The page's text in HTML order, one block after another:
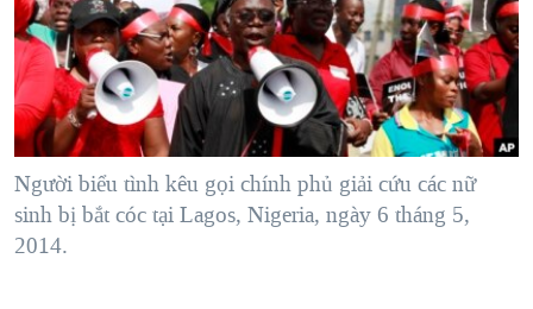
"Tìm"NGƯỜI VIỆT HẢI NGOẠI
ĐỜI SỐNG
KINH TẾ
KHOA HỌC
SỨC KHOẺ
VĂN HOÁ
TẠI
HÀNH TRÌNH BẦU CỬ 2024
MỘT NĂM CHIẾN TRANH TẠI DẢI GAZA
GIẢI MÃ VÀNH ĐAI & CON ĐƯỜNG
NGÀY TỊ NẠN THẾ GIỚI
TRỊNH VĨNH BÌNH - NGƯỜI HẠ 'BÊN THẮNG CUỘC'
VIDEO
NGHE
MẠNG XÃ HỘI
Ngôn ngữ khác
Người biểu tình kêu gọi chính phủ giải cứu các nữ
sinh bị bắt cóc tại Lagos, Nigeria, ngày 6 tháng 5,
2014.